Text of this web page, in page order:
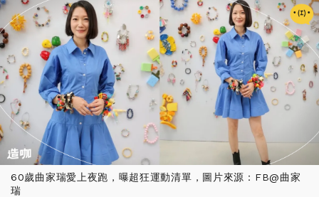
60歲曲家瑞愛上夜跑，曝超狂運動清單，圖片來源：FB@曲家
瑞